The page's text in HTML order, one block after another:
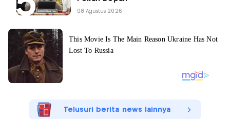
08 Agustus 2026
Telusuri berita news lainnya